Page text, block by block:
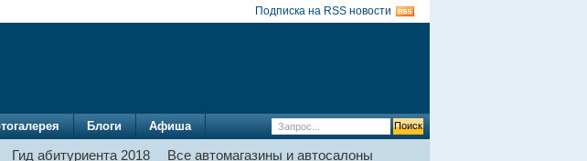
Подписка на RSS новости
Блоги Афиша
Гид абитуриента 2018
Все автомагазины и автосалоны